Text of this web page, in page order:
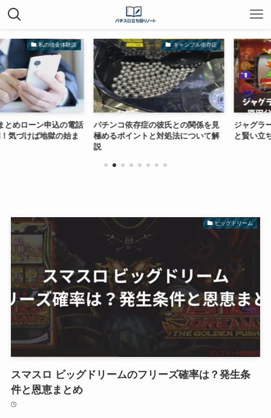
私の借金体験談
ーン申込の電話
ば地獄の始ま
ギャンブル依存症
パチンコ依存症の彼氏との関係を見
極めるポイントと対処法について解
ジャグラーの
と賢い立ち回り
ビッグドリーム
スマスロ ビッグドリームのフリーズ確率は？発生条
件と恩恵まとめ